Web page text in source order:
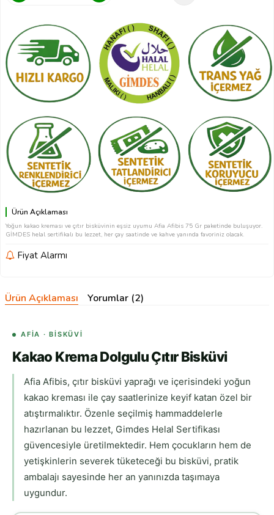
Ürün Açıklaması
Yoğun kakao kreması ve çıtır bisküvinin eşsiz uyumu Afia Afibis 75 Gr paketinde buluşuyor.
GİMDES helal sertifikalı bu lezzet, her çay saatinde ve kahve yanında favoriniz olacak.
Fiyat Alarmı
Ürün Açıklaması Yorumlar (2)
AFIA · BISKÜVI
Kakao Krema Dolgulu Çıtır Bisküvi
Afia Afibis, çıtır bisküvi yaprağı ve içerisindeki yoğun
kakao kreması ile çay saatlerinize keyif katan özel bir
atıştırmalıktır. Özenle seçilmiş hammaddelerle
hazırlanan bu lezzet, Gimdes Helal Sertifikası
güvencesiyle üretilmektedir. Hem çocukların hem de
yetişkinlerin severek tüketeceği bu bisküvi, pratik
ambalajı sayesinde her an yanınızda taşımaya
uygundur.